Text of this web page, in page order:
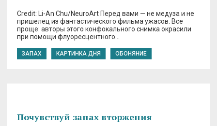
Credit: Li-An Chu/NeuroArt Перед вами — не медуза и не
пришелец из фантастического фильма ужасов. Все
проще: авторы этого конфокального снимка окрасили
при помощи флуоресцентного…
ЗАПАХ КАРТИНКА ДНЯ ОБОНЯНИЕ
Почувствуй запах вторжения